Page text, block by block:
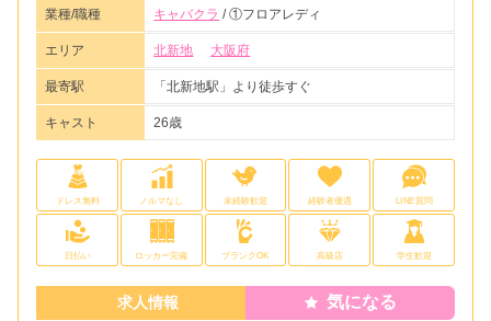
業種/職種 キャバクラ / ①フロアレディ
エリア 北新地 大阪府
最寄駅 「北新地駅」より徒歩すぐ
キャスト 26歳
ドレス無料 ノルマなし 未経験歓迎 経験者優遇 LINE質問
日払い ロッカー完備 ブランクOK 高級店 学生歓迎
求人情報 気になる